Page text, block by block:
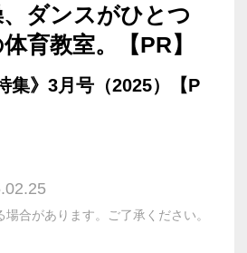
ダンスがひとつ
育教室。【PR】
集》3月号（2025）【P
合があります。ご了承ください。